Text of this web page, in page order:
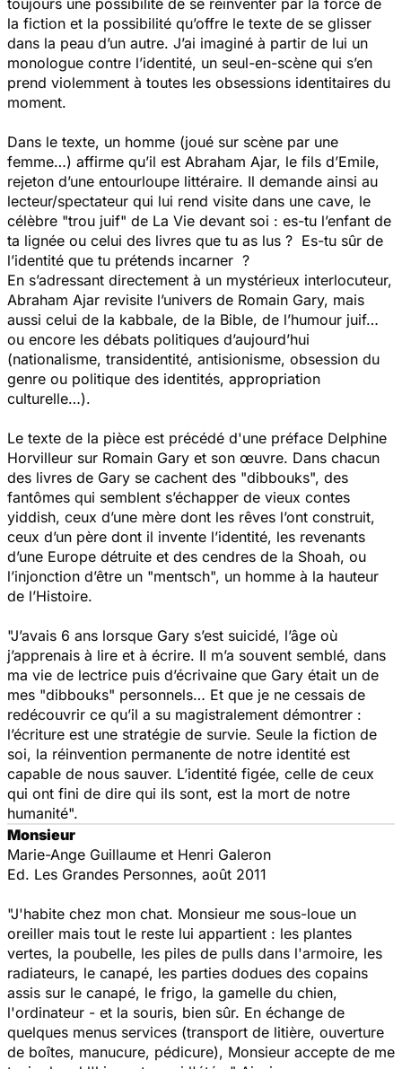
la fiction et la possibilité qu’offre le texte de se glisser
dans la peau d’un autre. J’ai imaginé à partir de lui un
monologue contre l’identité, un seul-en-scène qui s’en
prend violemment à toutes les obsessions identitaires du
moment.
Dans le texte, un homme (joué sur scène par une
femme…) affirme qu’il est Abraham Ajar, le fils d’Emile,
rejeton d’une entourloupe littéraire. Il demande ainsi au
lecteur/spectateur qui lui rend visite dans une cave, le
célèbre "trou juif" de La Vie devant soi : es-tu l’enfant de
ta lignée ou celui des livres que tu as lus ? Es-tu sûr de
l’identité que tu prétends incarner ?
En s’adressant directement à un mystérieux interlocuteur,
Abraham Ajar revisite l’univers de Romain Gary, mais
aussi celui de la kabbale, de la Bible, de l’humour juif…
ou encore les débats politiques d’aujourd’hui
(nationalisme, transidentité, antisionisme, obsession du
genre ou politique des identités, appropriation
culturelle…).
Le texte de la pièce est précédé d'une préface Delphine
Horvilleur sur Romain Gary et son œuvre. Dans chacun
des livres de Gary se cachent des "dibbouks", des
fantômes qui semblent s’échapper de vieux contes
yiddish, ceux d’une mère dont les rêves l’ont construit,
ceux d’un père dont il invente l’identité, les revenants
d’une Europe détruite et des cendres de la Shoah, ou
l’injonction d’être un "mentsch", un homme à la hauteur
de l’Histoire.
"J’avais 6 ans lorsque Gary s’est suicidé, l’âge où
j’apprenais à lire et à écrire. Il m’a souvent semblé, dans
ma vie de lectrice puis d’écrivaine que Gary était un de
mes "dibbouks" personnels… Et que je ne cessais de
redécouvrir ce qu’il a su magistralement démontrer :
l’écriture est une stratégie de survie. Seule la fiction de
soi, la réinvention permanente de notre identité est
capable de nous sauver. L’identité figée, celle de ceux
qui ont fini de dire qui ils sont, est la mort de notre
humanité".
Monsieur
Marie-Ange Guillaume et Henri Galeron
Ed. Les Grandes Personnes, août 2011
"J'habite chez mon chat. Monsieur me sous-loue un
oreiller mais tout le reste lui appartient : les plantes
vertes, la poubelle, les piles de pulls dans l'armoire, les
radiateurs, le canapé, les parties dodues des copains
assis sur le canapé, le frigo, la gamelle du chien,
l'ordinateur - et la souris, bien sûr. En échange de
quelques menus services (transport de litière, ouverture
de boîtes, manucure, pédicure), Monsieur accepte de me